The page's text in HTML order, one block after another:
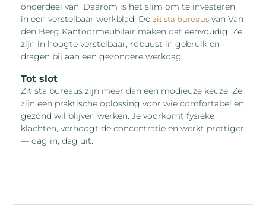
onderdeel van. Daarom is het slim om te investeren
in een verstelbaar werkblad. Dezit sta bureaus van Van
den Berg Kantoormeubilair maken dat eenvoudig. Ze
zijn in hoogte verstelbaar, robuust in gebruik en
dragen bij aan een gezondere werkdag.
Tot slot
Zit sta bureaus zijn meer dan een modieuze keuze. Ze
zijn een praktische oplossing voor wie comfortabel en
gezond wil blijven werken. Je voorkomt fysieke
klachten, verhoogt de concentratie en werkt prettiger
— dag in, dag uit.